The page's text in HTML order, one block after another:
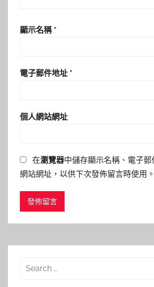
顯示名稱 *
電子郵件地址 *
個人網站網址
在瀏覽器中儲存顯示名稱、電子郵
網站網址，以供下次發佈留言時使用。
Search